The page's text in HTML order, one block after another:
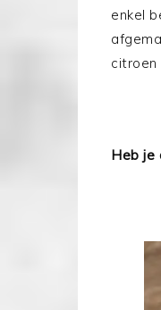
enkel
Heb je